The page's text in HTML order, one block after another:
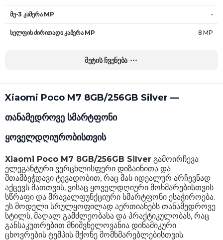
მე-3 კამერა MP -
სელფის ძირითადი კამერა MP 8 MP
ოპერაციული სისტემა
პროცესორი Qualcomm SM6225 Snapdragon 685 (6 nm)
ბირთვის რაოდენობა
შიდა მეხსიერება 256 GB
RAM მოცულობა 8 GB
მეხსიერების ბარათის მხარდაჭერა დიახ
Sim ტიპი
მეტის ჩვენება
Xiaomi Poco M7 8GB/256GB Silver —
თანამედროვე სმარტფონი
ყოველდღიურობისთვის
Xiaomi Poco M7 8GB/256GB Silver გამოირჩევა
ელეგანტური ვერცხლისფერი დიზაინითა და
შთამბეჭდავი ტევადობით, რაც მას იდეალურ არჩევნად
აქცევს მათთვის, ვისაც ყოველდღიური მოხმარებისთვის
სწრაფი და მრავალფუნქციური სმარტფონი ესაჭიროება.
ეს მოდელი სრულყოფილად აერთიანებს თანამედროვე
სტილს, მაღალ გამძლეობასა და პრაქტიკულობას, რაც
განსაკუთრებით მნიშვნელოვანია დინამიკური
ცხოვრების ტემპის მქონე მომხმარებლებისთვის.